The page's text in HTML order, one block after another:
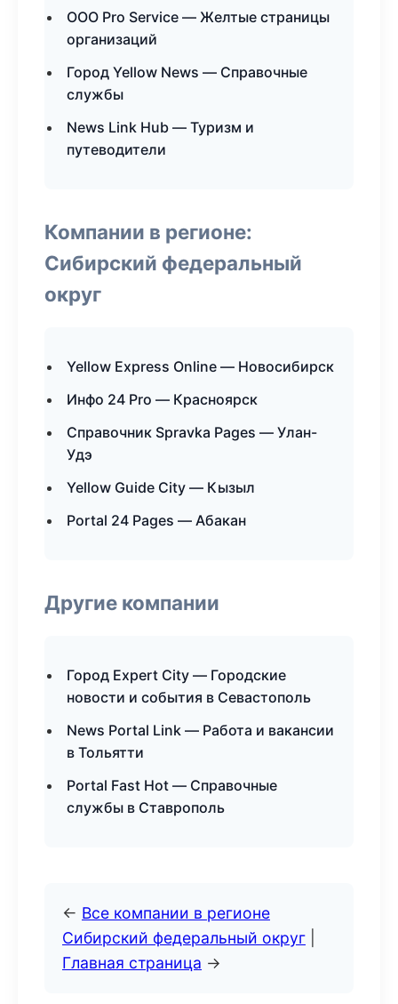
ООО Pro Service — Желтые страницы
организаций
Город Yellow News — Справочные
службы
News Link Hub — Туризм и
путеводители
Компании в регионе:
Сибирский федеральный
округ
Yellow Express Online — Новосибирск
Инфо 24 Pro — Красноярск
Справочник Spravka Pages — Улан-
Удэ
Yellow Guide City — Кызыл
Portal 24 Pages — Абакан
Другие компании
Город Expert City — Городские
новости и события в Севастополь
News Portal Link — Работа и вакансии
в Тольятти
Portal Fast Hot — Справочные
службы в Ставрополь
← Все компании в регионе
Сибирский федеральный округ
Главная страница →